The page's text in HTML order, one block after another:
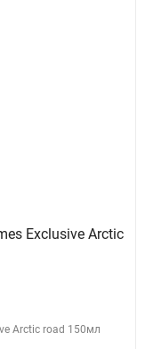
Exclusive Arctic
Arctic road 150мл